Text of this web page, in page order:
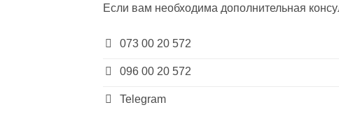
Если вам необходима дополнительная
073 00 20 572
096 00 20 572
Telegram